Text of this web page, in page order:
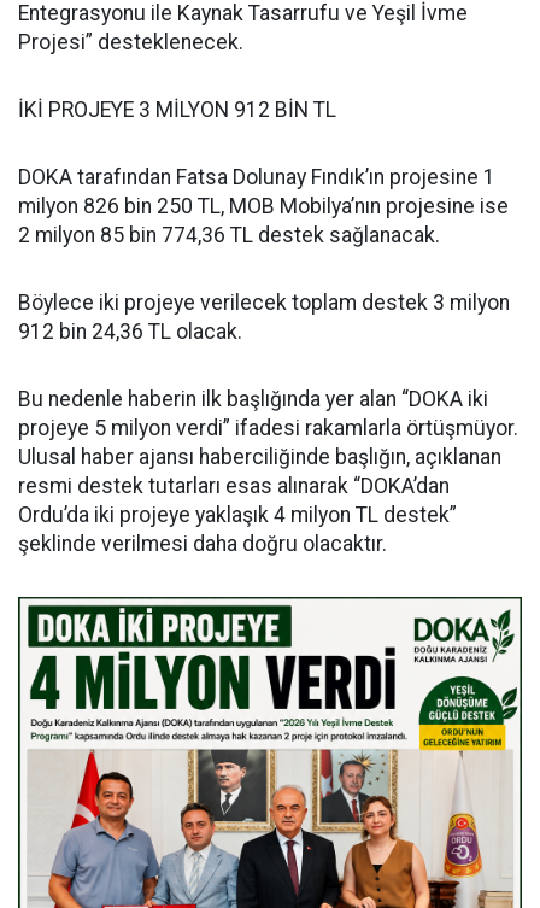
Entegrasyonu ile Kaynak Tasarrufu ve Yeşil İvme
Projesi” desteklenecek.
İKİ PROJEYE 3 MİLYON 912 BİN TL
DOKA tarafından Fatsa Dolunay Fındık’ın projesine 1
milyon 826 bin 250 TL, MOB Mobilya’nın projesine ise
2 milyon 85 bin 774,36 TL destek sağlanacak.
Böylece iki projeye verilecek toplam destek 3 milyon
912 bin 24,36 TL olacak.
Bu nedenle haberin ilk başlığında yer alan “DOKA iki
projeye 5 milyon verdi” ifadesi rakamlarla örtüşmüyor.
Ulusal haber ajansı haberciliğinde başlığın, açıklanan
resmi destek tutarları esas alınarak “DOKA’dan
Ordu’da iki projeye yaklaşık 4 milyon TL destek”
şeklinde verilmesi daha doğru olacaktır.